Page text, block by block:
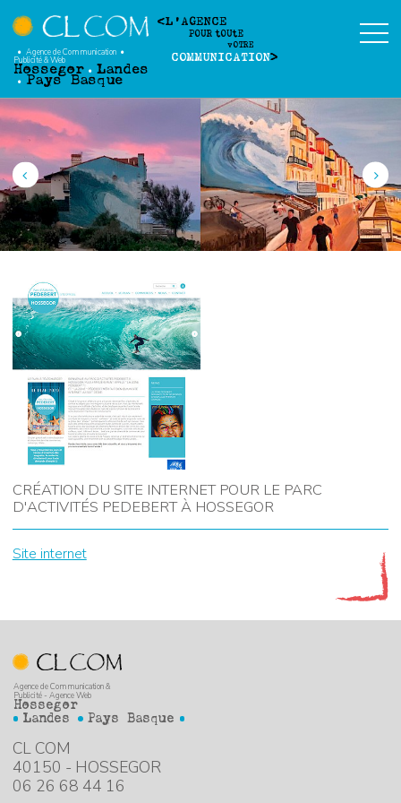
Agence de Communication
Publicité&Web
Hossegor Landes
Pays Basque
L'AGENCE
POUR tOUtE
vOTRE
COMMUNICATION
CRÉATION DU SITE INTERNET POUR LE PARC
D'ACTIVITÉS PEDEBERT À HOSSEGOR
Site internet
Agence de Communication &
Publicité - Agence Web
Hossegor
Landes
Pays Basque
CL COM
40150 - HOSSEGOR
06 26 68 44 16